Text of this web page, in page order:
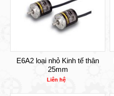
E6A2 loại nhỏ Kinh tế thân
25mm
Liên hệ